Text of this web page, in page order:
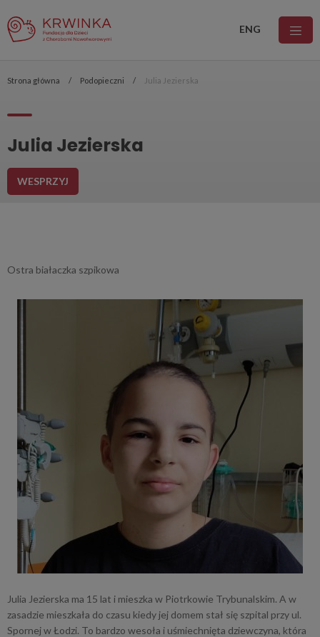
ENG
Strona główna Podopieczni Julia Jezierska
Julia Jezierska
WESPRZYJ
Ostra białaczka szpikowa
Julia Jezierska ma 15 lat i mieszka w Piotrkowie Trybunalskim. A w
zasadzie mieszkała do czasu kiedy jej domem stał się szpital przy ul.
Spornej w Łodzi. To bardzo wesoła i uśmiechnięta dziewczyna, która